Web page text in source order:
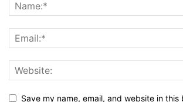
Save my name, email, and website in this